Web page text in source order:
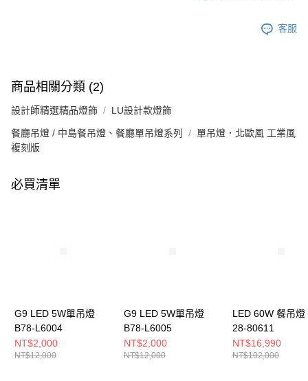
客服
商品相關分類 (2)
設計師精選精品燈飾 LU設計款燈飾
餐廳吊燈 / 中島餐吊燈、餐廳單吊燈系列
單吊燈．北歐風 工業風
複刻版
必買清單
G9 LED 5W單吊燈
B78-L6004
NT$2,000
NT$12,000
G9 LED 5W單吊燈
B78-L6005
NT$2,000
NT$12,000
LED 60W 餐吊燈
28-80611
NT$16,990
NT$102,000